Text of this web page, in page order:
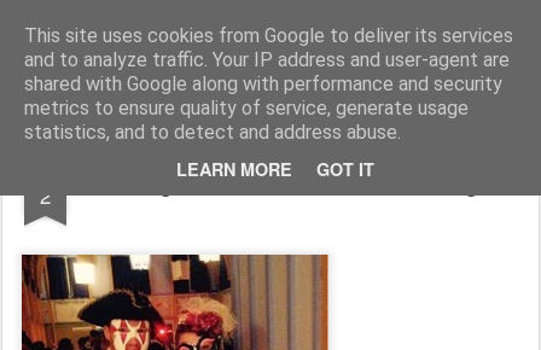
This site uses cookies from Google to deliver its services
and to analyze traffic. Your IP address and user-agent are
shared with Google along with performance and security
metrics to ensure quality of service, generate usage
statistics, and to detect and address abuse.
LEARN MORE GOT IT
Functional Fitness by Mattias - Träningsinspiration & träningsfilmer
Pages
2 Helgens fest och kvällens träning